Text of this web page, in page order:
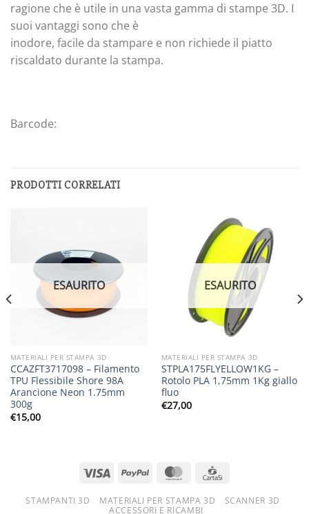
ragione che è utile in una vasta gamma di stampe 3D. I
suoi vantaggi sono che è
inodore, facile da stampare e non richiede il piatto
riscaldato durante la stampa.
Barcode:
PRODOTTI CORRELATI
ESAURITO
MATERIALI PER STAMPA 3D
CCAZFT3717098 – Filamento
TPU Flessibile Shore 98A
Arancione Neon 1.75mm
300g
€15,00
ESAURITO
MATERIALI PER STAMPA 3D
STPLA175FLYELLOW1KG –
Rotolo PLA 1,75mm 1Kg giallo
fluo
€27,00
STAMPANTI 3D MATERIALI PER STAMPA 3D
SCANNER 3D
ACCESSORI E RICAMBI